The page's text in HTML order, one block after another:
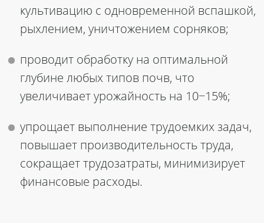
культивацию с одновременной вспашкой,
рыхлением, уничтожением сорняков;
проводит обработку на оптимальной
глубине любых типов почв, что
увеличивает урожайность на 10−15%;
упрощает выполнение трудоемких задач,
повышает производительность труда,
сокращает трудозатраты, минимизирует
финансовые расходы.